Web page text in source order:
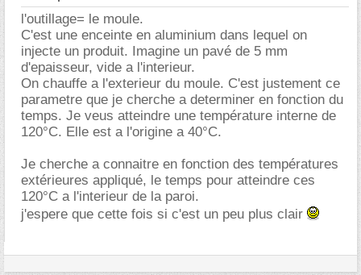
l'outillage= le moule.
C'est une enceinte en aluminium dans lequel on
injecte un produit. Imagine un pavé de 5 mm
d'epaisseur, vide a l'interieur.
On chauffe a l'exterieur du moule. C'est justement ce
parametre que je cherche a determiner en fonction du
temps. Je veus atteindre une température interne de
120°C. Elle est a l'origine a 40°C.
Je cherche a connaitre en fonction des températures
extérieures appliqué, le temps pour atteindre ces
120°C a l'interieur de la paroi.
j'espere que cette fois si c'est un peu plus clair